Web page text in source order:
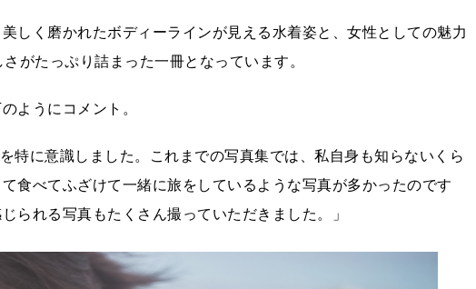
しく磨かれたボディーラインが見える水着姿と、女性としての魅力
がたっぷり詰まった一冊となっています。
ようにコメント。
特に意識しました。これまでの写真集では、私自身も知らないくら
食べてふざけて一緒に旅をしているような写真が多かったのです
られる写真もたくさん撮っていただきました。」